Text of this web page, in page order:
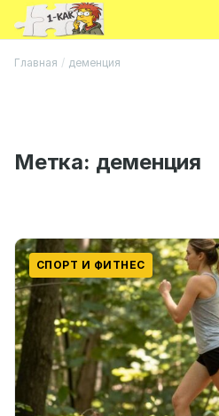
Главная / деменция
Метка: деменция
СПОРТ И ФИТНЕС